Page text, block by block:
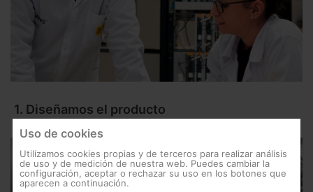
1. Diseñamos el producto
Uso de cookies
Utilizamos cookies propias y de terceros para realizar análisis
de uso y de medición de nuestra web. Puedes cambiar la
configuración, aceptar o rechazar su uso en los botones que
aparecen a continuación.